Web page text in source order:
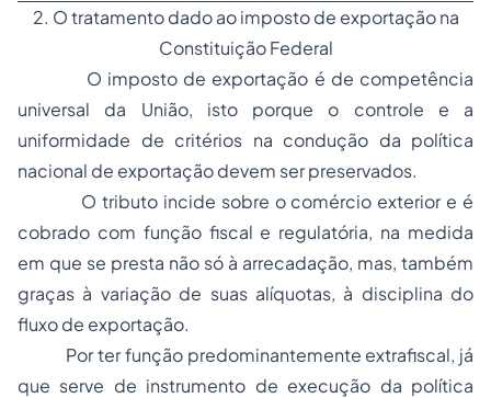
2. O tratamento dado ao imposto de exportação na
Constituição Federal
O imposto de exportação é de competência
universal da União, isto porque o controle e a
uniformidade de critérios na condução da política
nacional de exportação devem ser preservados.
O tributo incide sobre o comércio exterior e é
cobrado com função fiscal e regulatória, na medida
em que se presta não só à arrecadação, mas, também
graças à variação de suas alíquotas, à disciplina do
fluxo de exportação.
Por ter função predominantemente extrafiscal, já
que serve de instrumento de execução da política